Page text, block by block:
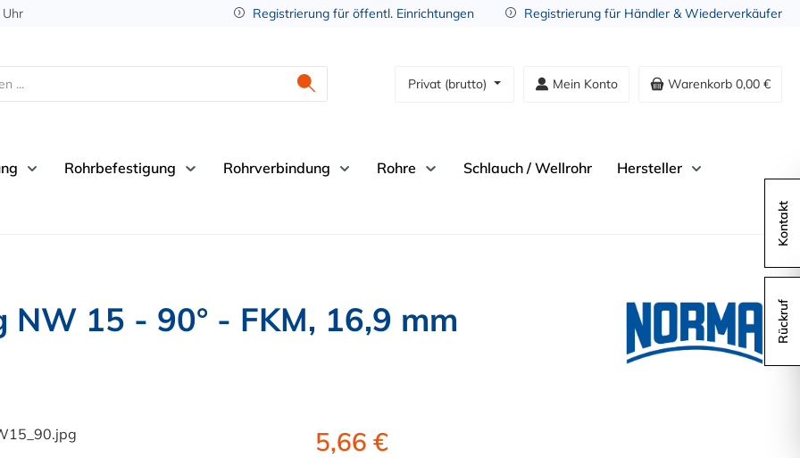
Registrierung für öffentl. Einrichtungen Registrierung für Händler & Wiederverkäufer
Privat (brutto) Mein Konto Warenkorb 0,00 €
Rohrbefestigung Rohrverbindung Rohre Schlauch / Wellrohr Hersteller
15 - 90° - FKM, 16,9 mm
5,66 €
Kontakt
Rückruf